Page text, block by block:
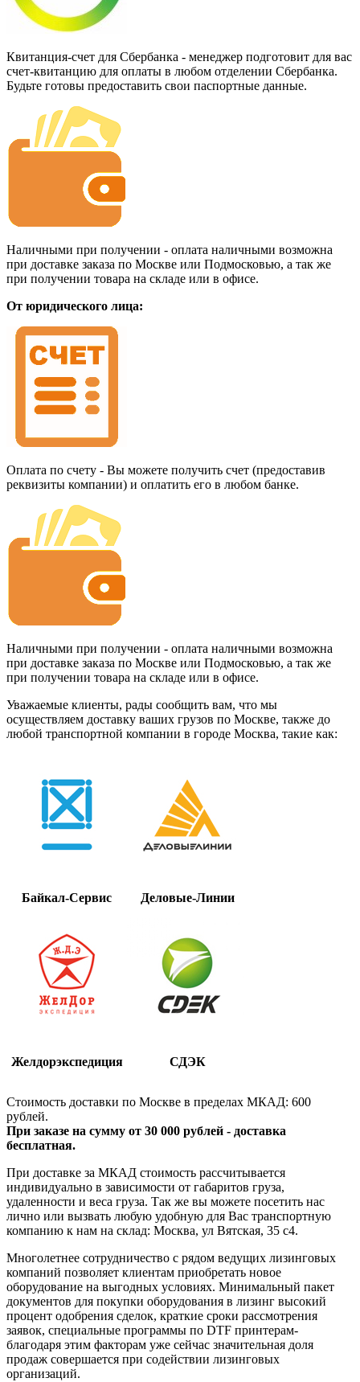
Квитанция-счет для Сбербанка - менеджер подготовит для вас
счет-квитанцию для оплаты в любом отделении Сбербанка.
Будьте готовы предоставить свои паспортные данные.
Наличными при получении - оплата наличными возможна
при доставке заказа по Москве или Подмосковью, а так же
при получении товара на складе или в офисе.
От юридического лица:
Оплата по счету - Вы можете получить счет (предоставив
реквизиты компании) и оплатить его в любом банке.
Наличными при получении - оплата наличными возможна
при доставке заказа по Москве или Подмосковью, а так же
при получении товара на складе или в офисе.
Уважаемые клиенты, рады сообщить вам, что мы
осуществляем доставку ваших грузов по Москве, также до
любой транспортной компании в городе Москва, такие как:
Байкал-Сервис Деловые-Линии
Желдорэкспедиция СДЭК
Стоимость доставки по Москве в пределах МКАД: 600
рублей.
При заказе на сумму от 30 000 рублей - доставка
бесплатная.
При доставке за МКАД стоимость рассчитывается
индивидуально в зависимости от габаритов груза,
удаленности и веса груза. Так же вы можете посетить нас
лично или вызвать любую удобную для Вас транспортную
компанию к нам на склад: Москва, ул Вятская, 35 c4.
Многолетнее сотрудничество с рядом ведущих лизинговых
компаний позволяет клиентам приобретать новое
оборудование на выгодных условиях. Минимальный пакет
документов для покупки оборудования в лизинг высокий
процент одобрения сделок, краткие сроки рассмотрения
заявок, специальные программы по DTF принтерам-
благодаря этим факторам уже сейчас значительная доля
продаж совершается при содействии лизинговых
организаций.